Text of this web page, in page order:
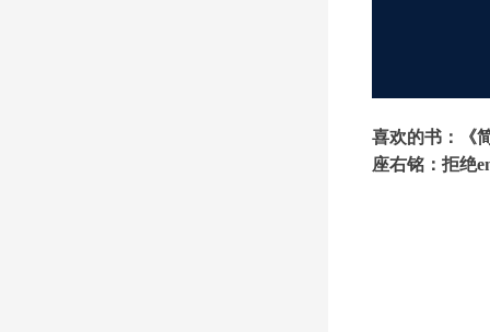
喜欢的书：《
座右铭：拒绝